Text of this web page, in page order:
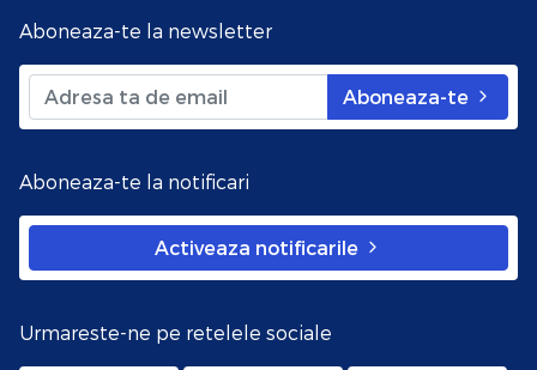
Aboneaza-te la newsletter
Aboneaza-te
Aboneaza-te la notificari
Activeaza notificarile
Urmareste-ne pe retelele sociale